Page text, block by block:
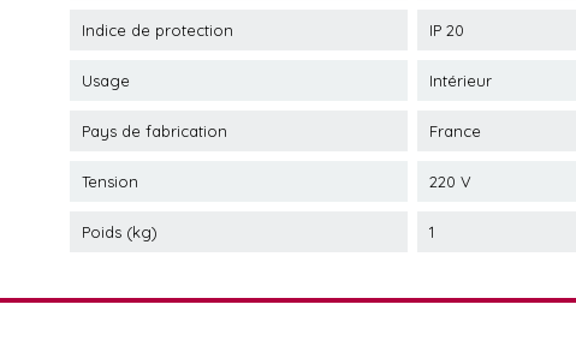
Indice de protection IP 20
Usage Intérieur
Pays de fabrication France
Tension 220 V
Poids (kg) 1